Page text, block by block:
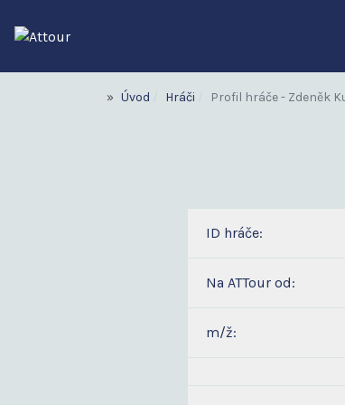
Úvod Hráči Profil hráče - Zdeněk
ID hráče:
Na ATTour od:
m/ž: